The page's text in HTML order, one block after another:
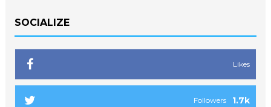
SOCIALIZE
Likes
1.7k
Followers